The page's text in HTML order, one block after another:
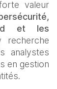
valeur
et les
recherche
analystes
en gestion